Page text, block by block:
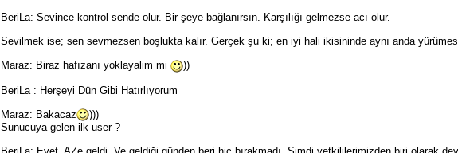
BeriLa: Sevince kontrol sende olur. Bir şeye bağlanırsın. Karşılığı gelmezse acı olur.
Sevilmek ise; sen sevmezsen boşlukta kalır. Gerçek şu ki; en iyi hali ikisininde aynı anda
Maraz: Biraz hafızanı yoklayalim mi
))
BeriLa : Herşeyi Dün Gibi Hatırlıyorum
Maraz: Bakacaz
)))
Sunucuya gelen ilk user ?